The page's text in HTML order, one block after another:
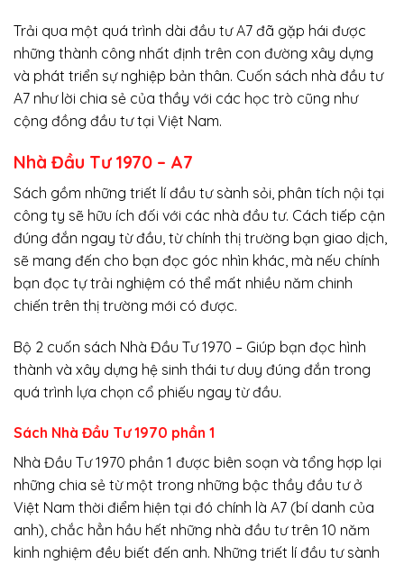
Trải qua một quá trình dài đầu tư A7 đã gặp hái được
những thành công nhất định trên con đường xây dựng
và phát triển sự nghiệp bản thân. Cuốn sách nhà đầu tư
A7 như lời chia sẻ của thầy với các học trò cũng như
cộng đồng đầu tư tại Việt Nam.
Nhà Đầu Tư 1970 – A7
Sách gồm những triết lí đầu tư sành sỏi, phân tích nội tại
công ty sẽ hữu ích đối với các nhà đầu tư. Cách tiếp cận
đúng đắn ngay từ đầu, từ chính thị trường bạn giao dịch,
sẽ mang đến cho bạn đọc góc nhìn khác, mà nếu chính
bạn đọc tự trải nghiệm có thể mất nhiều năm chinh
chiến trên thị trường mới có được.
Bộ 2 cuốn sách Nhà Đầu Tư 1970 – Giúp bạn đọc hình
thành và xây dựng hệ sinh thái tư duy đúng đắn trong
quá trình lựa chọn cổ phiếu ngay từ đầu.
Sách Nhà Đầu Tư 1970 phần 1
Nhà Đầu Tư 1970 phần 1 được biên soạn và tổng hợp lại
những chia sẻ từ một trong những bậc thầy đầu tư ở
Việt Nam thời điểm hiện tại đó chính là A7 (bí danh của
anh), chắc hẳn hầu hết những nhà đầu tư trên 10 năm
kinh nghiệm đều biết đến anh. Những triết lí đầu tư sành